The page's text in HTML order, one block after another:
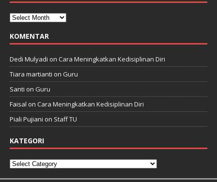
KOMENTAR
Dedi Mulyadi on Cara Meningkatkan Kedisiplinan Diri
Tiara martianti on Guru
Santi on Guru
Faisal on Cara Meningkatkan Kedisiplinan Diri
Piali Pujiani on Staff TU
KATEGORI